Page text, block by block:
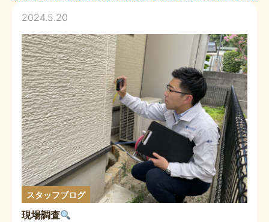
2024.5.20
スタッフブログ
現場調査